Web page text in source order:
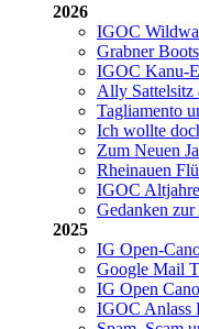
2026
IGOC
Grabner
IGOC Kanu-
Ally Sattelsitz
Tagliamento
Ich wollte
Zum Neuen
Rheinauen
IGOC
Gedanken
2025
IG Open-
Google Mail
IG Open
IGOC Anlass